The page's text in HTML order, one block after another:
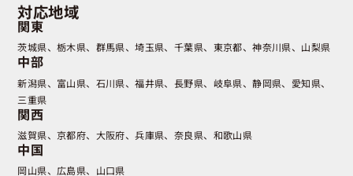
対応地域
関東
茨城県 栃木県 群馬県 埼玉県 千葉県 東京都 神奈川県 山梨県
中部
新潟県 富山県 石川県 福井県 長野県 岐阜県 静岡県
愛知県
三重県
関西
滋賀県 京都府 大阪府 兵庫県 奈良県 和歌山県
中国
岡山県 広島県 山口県